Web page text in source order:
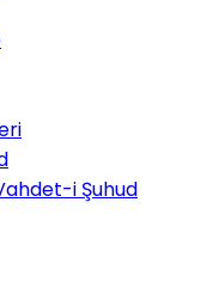
i Şuhud